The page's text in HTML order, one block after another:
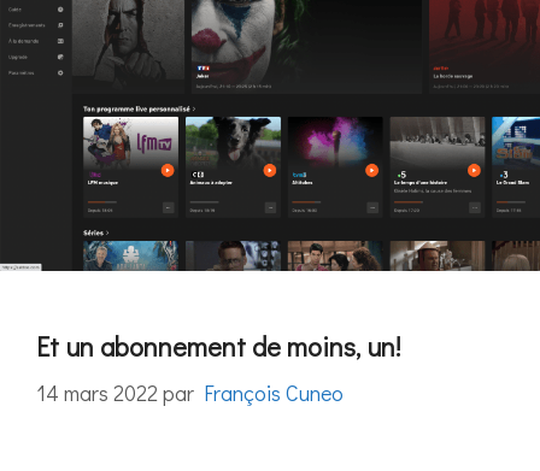
Et un abonnement de moins, un!
14 mars 2022par François Cuneo